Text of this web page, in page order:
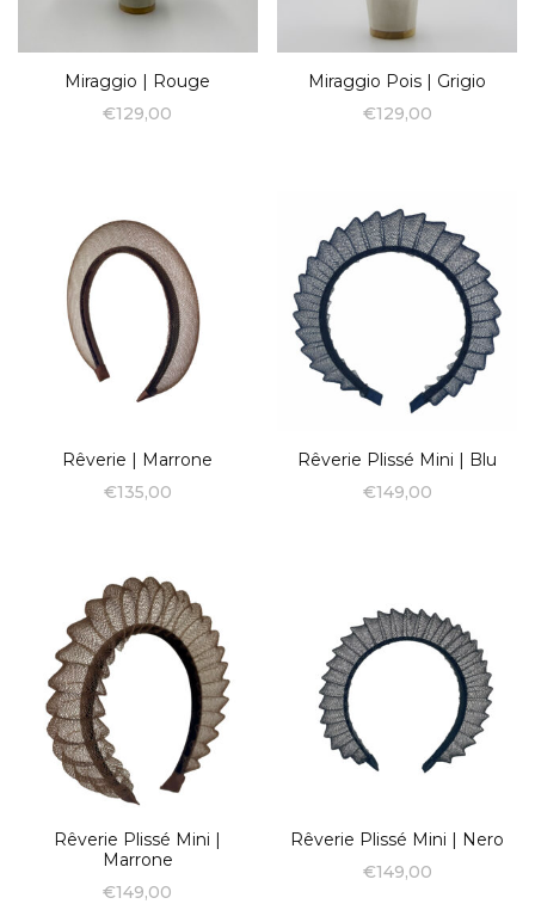
Miraggio | Rouge
€129,00
Miraggio Pois | Grigio
€129,00
Rêverie | Marrone
€135,00
Rêverie Plissé Mini | Blu
€149,00
Rêverie Plissé Mini |
Marrone
€149,00
Rêverie Plissé Mini | Nero
€149,00